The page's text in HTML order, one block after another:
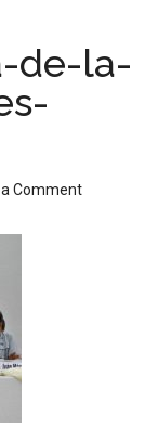
de-la-
a Comment